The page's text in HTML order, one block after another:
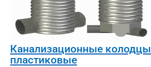
Канализационные колодцы
пластиковые